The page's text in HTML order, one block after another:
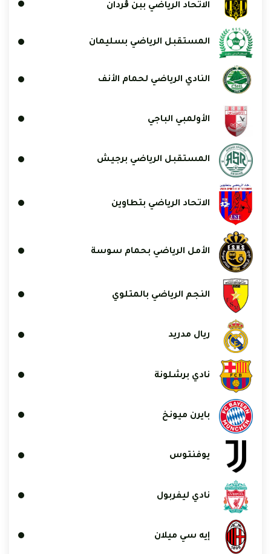
الاتحاد الرياضي ببن ڨردان
المستقبل الرياضي بسليمان
النادي الرياضي لحمام الأنف
الأولمبي الباجي
المستقبل الرياضي برجيش
الاتحاد الرياضي بتطاوين
الأمل الرياضي بحمام سوسة
النجم الرياضي بالمتلوي
ريال مدريد
نادي برشلونة
بايرن ميونخ
يوفنتوس
نادي ليفربول
إيه سي ميلان